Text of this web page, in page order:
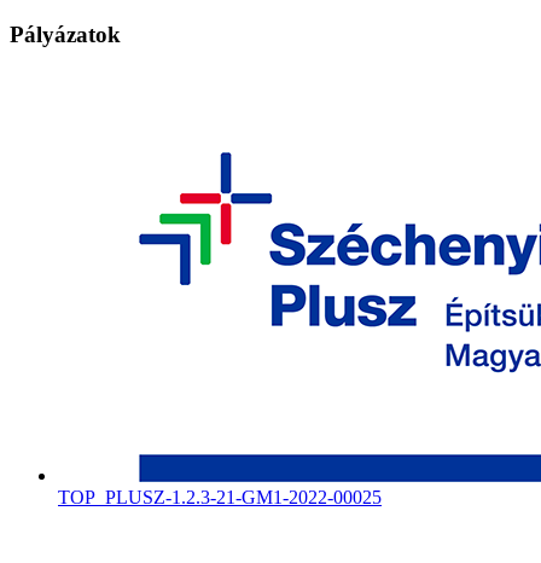
Pályázatok
TOP_PLUSZ-1.2.3-21-GM1-2022-00025